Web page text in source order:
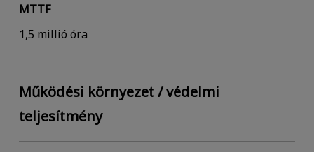
MTTF
1,5 millió óra
Működési környezet / védelmi
teljesítmény